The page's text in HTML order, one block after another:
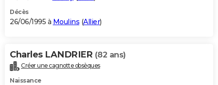
Décès
26/06/1995 à Moulins (Allier)
Charles LANDRIER (82 ans)
Créer une cagnotte obsèques
Naissance